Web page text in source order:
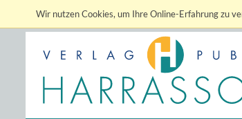
Wir nutzen Cookies, um Ihre Online-Erfahrung zu